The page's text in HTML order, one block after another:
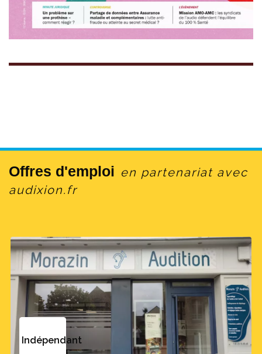
Offres d'emploi en partenariat avec
audixion.fr
Indépendant